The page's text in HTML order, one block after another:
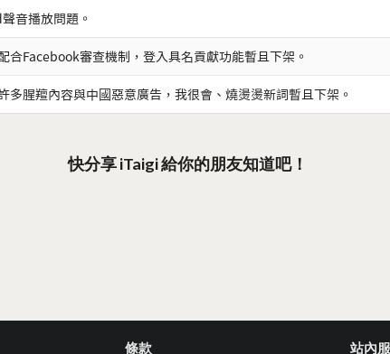
音播放問題。
合Facebook審查機制，登入具名貢獻功能暫且下架。
多腥羶內容與中國惡意廣告，我很會、燒燙燙新詞暫且下架。
快分享 iTaigi 給你的朋友知道吧！
條款 站內